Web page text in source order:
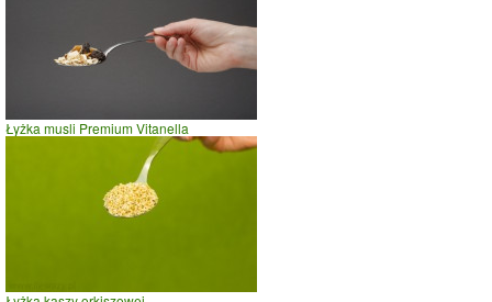
Łyżka musli Premium Vitanella